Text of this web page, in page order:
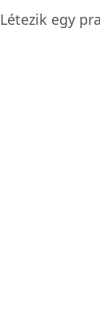
Létezik egy